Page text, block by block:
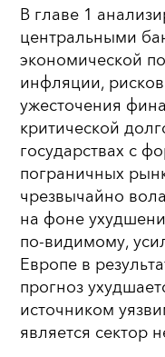
В главе 1
центральными
экономической
инфляции,
ужесточения
критической
государствах с
пограничных
чрезвычайно
на фоне
по-видимому,
Европе в
прогноз
источником
является сектор